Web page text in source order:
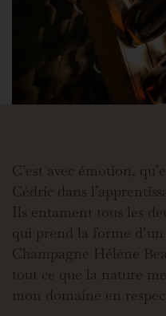
C’est avec émotion,
Cédric dans
Ils entament tous les
qui prend la forme
Champagne Hélène
tout ce que la nature
mon domaine en